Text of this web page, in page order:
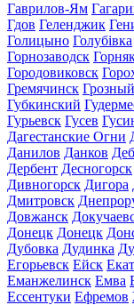
Гаврилов-Ям
Гдов Геленджик
Голицыно Голубівка
Горнозаводск
Городовиковск
Гремячинск Грозный
Губкинский
Гурьевск Гусев
Дагестанские Огни
Данилов Данков
Дербент Десногорск
Дивногорск Дигора
Дмитровск
Довжанск
Донецк Донецк
Дубовка Дудинка
Егорьевск Ейск
Еманжелинск Емва
Ессентуки Ефремов